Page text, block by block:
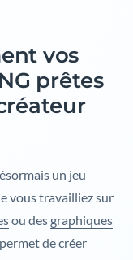
vos
prêtes
un jeu
vous travailliez sur
ou des graphiques
de créer